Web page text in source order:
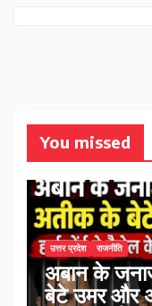
You missed
उत्तर प्रदेश राजनीति
अबान के
बेटे उमर और